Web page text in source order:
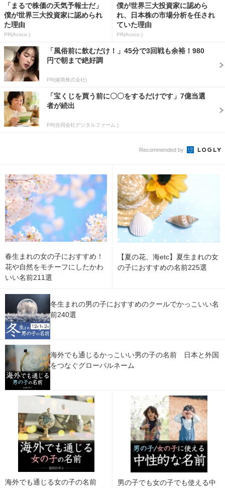
「まるで株価の天気予報士だ」
僕が世界三大投資家に認められ
た理由
PR(Acoco.)
僕が世界三大投資家に認めら
れ、日本株の市場分析を任され
ていた理由
PR(Acoco.)
「風俗前に飲むだけ！」45分で3回戦も余裕！980
円で朝まで絶好調
PR(健商株式会社)
「宝くじを買う前に〇〇をするだけです」7億当選
者が続出
PR(合同会社デジタルファーム )
Recommended by
春生まれの女の子におすすめ！
花や自然をモチーフにしたかわ
いい名前211選
【夏の花、海etc】夏生まれの女
の子におすすめの名前225選
冬生まれの男の子におすすめのクールでかっこいい名
前240選
海外でも通じるかっこいい男の子の名前 日本と外国
をつなぐグローバルネーム
海外でも通じる女の子の名前
男の子でも女の子でも使える中